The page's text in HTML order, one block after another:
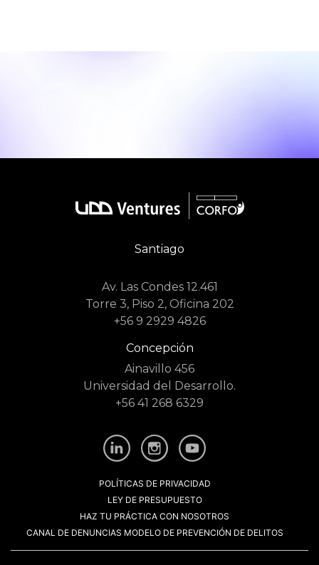
Santiago
Av. Las Condes 12.461
Torre 3, Piso 2, Oficina 202
+56 9 2929 4826
Concepción
Ainavillo 456
Universidad del Desarrollo.
+56 41 268 6329
POLÍTICAS DE PRIVACIDAD
LEY DE PRESUPUESTO
HAZ TU PRÁCTICA CON NOSOTROS
CANAL DE DENUNCIAS MODELO DE PREVENCIÓN DE DELITOS